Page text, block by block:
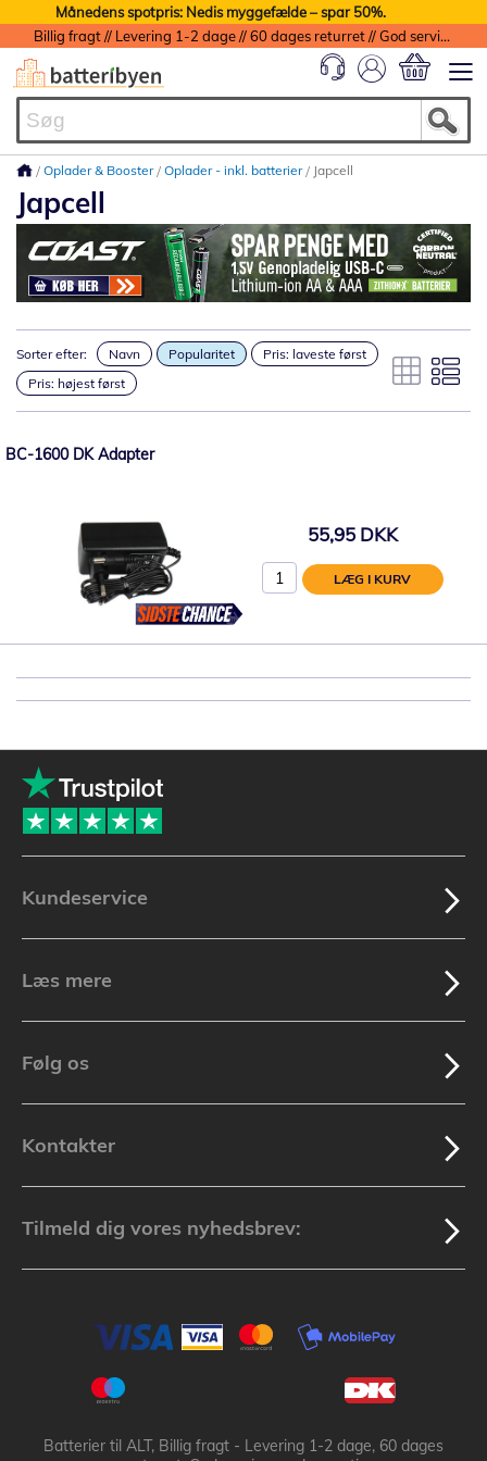
Månedens spotpris: Nedis myggefælde – spar 50%.
Billig fragt // Levering 1-2 dage // 60 dages returret // God service med garanti
Oplader & Booster Oplader - inkl. batterier Japcell
Japcell
Sorter efter: Navn Popularitet
Pris: laveste først
Pris: højest først
BC-1600 DK Adapter
55,95 DKK
LÆG I KURV
Kundeservice
Læs mere
Følg os
Kontakter
Tilmeld dig vores nyhedsbrev:
Batterier til ALT, Billig fragt - Levering 1-2 dage, 60 dages